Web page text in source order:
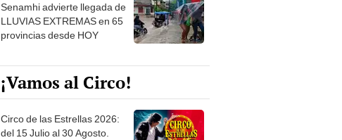
Senamhi advierte llegada de
LLUVIAS EXTREMAS en 65
provincias desde HOY
¡Vamos al Circo!
Circo de las Estrellas 2026:
del 15 Julio al 30 Agosto.